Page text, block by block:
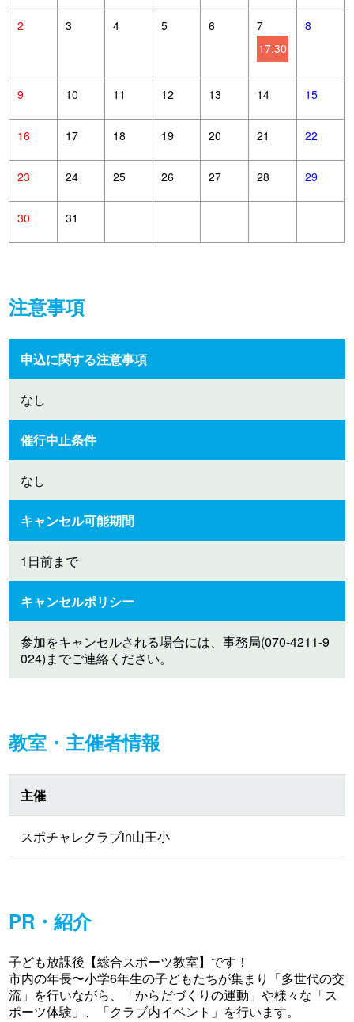
2 3 4 5 6
7
17:30
8
9 10 11 12 13 14 15
16 17 18 19 20 21 22
23 24 25 26 27 28 29
30 31
注意事項
申込に関する注意事項
なし
催行中止条件
なし
キャンセル可能期間
1日前まで
キャンセルポリシー
参加をキャンセルされる場合には、事務局(070-4211-9
024)までご連絡ください。
教室・主催者情報
主催
スポチャレクラブin山王小
PR・紹介
子ども放課後【総合スポーツ教室】です！
市内の年長〜小学6年生の子どもたちが集まり「多世代の交
流」を行いながら、「からだづくりの運動」や様々な「ス
ポーツ体験」、「クラブ内イベント」を行います。